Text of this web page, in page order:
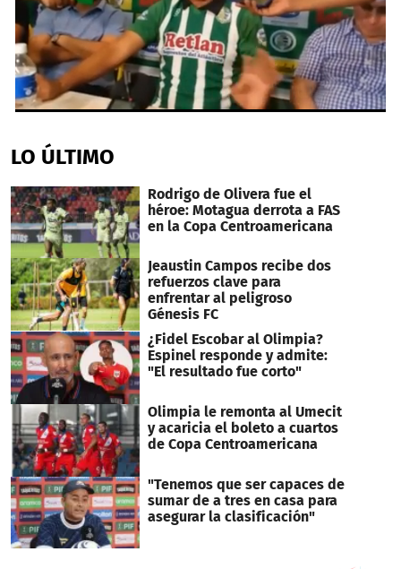
of
1
57
seconds
LO ÚLTIMO
Rodrigo de Olivera fue el
héroe: Motagua derrota a FAS
en la Copa Centroamericana
Jeaustin Campos recibe dos
refuerzos clave para
enfrentar al peligroso
Génesis FC
¿Fidel Escobar al Olimpia?
Espinel responde y admite:
"El resultado fue corto"
Olimpia le remonta al Umecit
y acaricia el boleto a cuartos
de Copa Centroamericana
"Tenemos que ser capaces de
sumar de a tres en casa para
asegurar la clasificación"